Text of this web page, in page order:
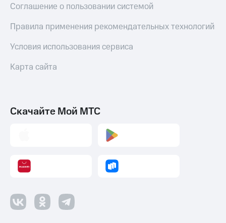
Соглашение о пользовании системой
Правила применения рекомендательных технологий
Условия использования сервиса
Карта сайта
Скачайте Мой МТС